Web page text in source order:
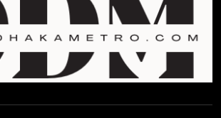
রাষ্ট্রপতি নির্বাচন ও বৈশ্বিক চ্যালেঞ্জ
মোকাবেলা